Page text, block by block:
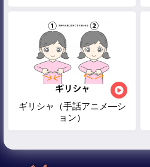
ギリシャ（手話アニメ―シ
ョン）